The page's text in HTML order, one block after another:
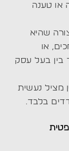
או טענה
שהיא
או
בין בעל עסק
מציל נעשית
בלבד.